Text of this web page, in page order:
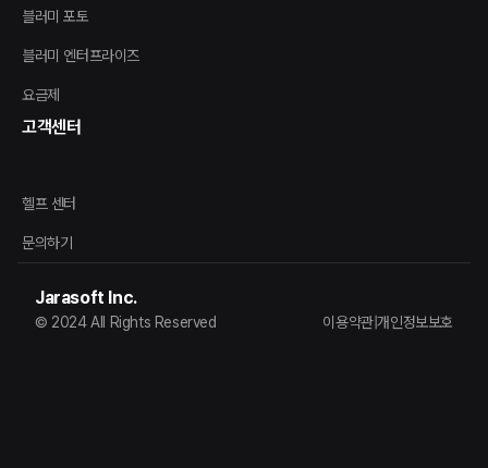
블러미 포토
블러미 엔터프라이즈
요금제
고객센터
헬프 센터
문의하기
Jarasoft Inc.
© 2024 All Rights Reserved 이용약관|개인정보보호